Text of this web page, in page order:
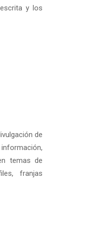
y los
de
temas de
franjas